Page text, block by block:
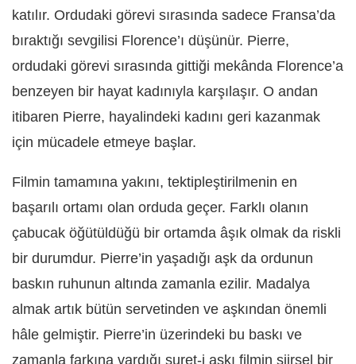
katılır. Ordudaki görevi sırasında sadece Fransa’da
bıraktığı sevgilisi Florence’ı düşünür. Pierre,
ordudaki görevi sırasında gittiği mekânda Florence’a
benzeyen bir hayat kadınıyla karşılaşır. O andan
itibaren Pierre, hayalindeki kadını geri kazanmak
için mücadele etmeye başlar.
Filmin tamamına yakını, tektipleştirilmenin en
başarılı ortamı olan orduda geçer. Farklı olanın
çabucak öğütüldüğü bir ortamda âşık olmak da riskli
bir durumdur. Pierre’in yaşadığı aşk da ordunun
baskın ruhunun altında zamanla ezilir. Madalya
almak artık bütün servetinden ve aşkından önemli
hâle gelmiştir. Pierre’in üzerindeki bu baskı ve
zamanla farkına vardığı suret-i aşkı filmin şiirsel bir